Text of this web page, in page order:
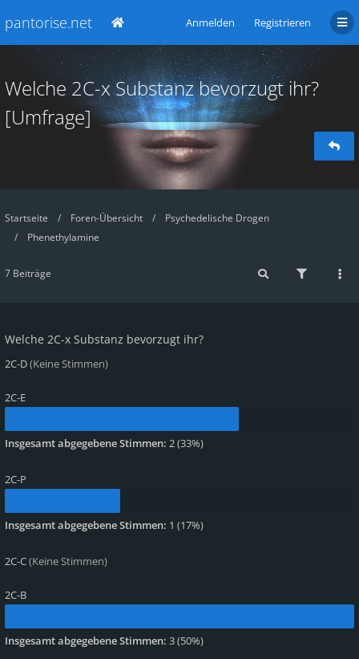
pantorise.net Anmelden Registrieren
Welche 2C-x Substanz bevorzugt ihr?
[Umfrage]
Startseite Foren-Übersicht
Psychedelische Drogen
Phenethylamine
7 Beiträge
Welche 2C-x Substanz bevorzugt ihr?
2C-D(Keine Stimmen)
2C-E
Insgesamt abgegebene Stimmen: 2(33%)
2C-P
Insgesamt abgegebene Stimmen: 1 (17%)
2C-C(Keine Stimmen)
2C-B
Insgesamt abgegebene Stimmen: 3(50%)